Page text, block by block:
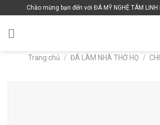
to
content
Chào mừng bạn đến với ĐÁ MỸ NGHỆ TÂM LINH
Trang chủ / ĐÁ LÀM NHÀ THỜ HỌ /